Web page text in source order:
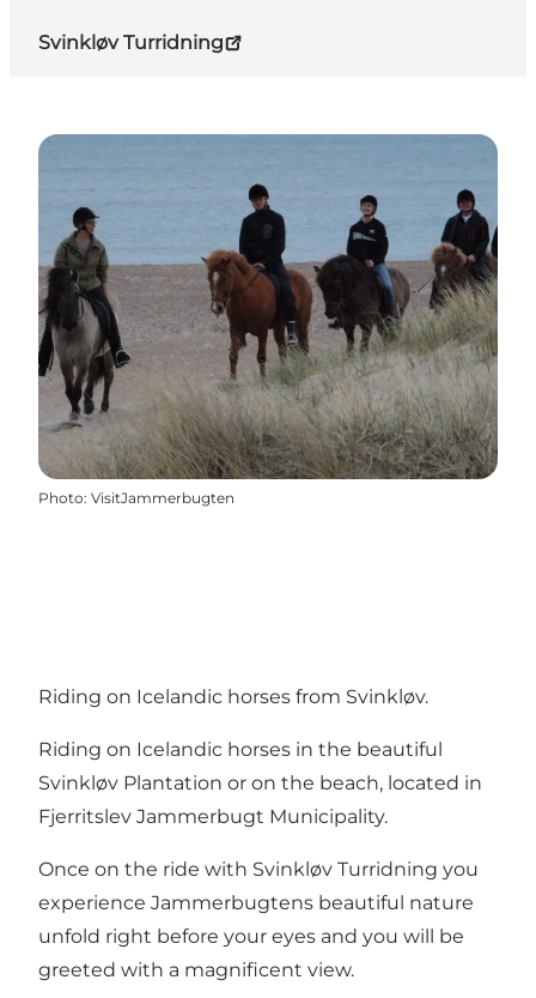
Svinkløv Turridning
Photo: VisitJammerbugten
Riding on Icelandic horses from Svinkløv.
Riding on Icelandic horses in the beautiful
Svinkløv Plantation or on the beach, located in
Fjerritslev Jammerbugt Municipality.
Once on the ride with Svinkløv Turridning you
experience Jammerbugtens beautiful nature
unfold right before your eyes and you will be
greeted with a magnificent view.